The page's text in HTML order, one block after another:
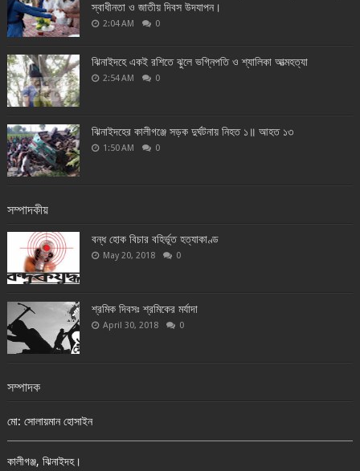
স্বাধীনতা ও জাতীয় দিবস উদযাপন।
2:04 AM 0
ঝিনাইদহে একই রশিতে ঝুলে ভগ্নিপতি ও শ্যালিকা আত্মহত্যা
2:54 AM 0
ঝিনাইদহের কালীগঞ্জে সড়ক দুর্ঘটনায় নিহত ১॥ আহত ১৩
1:50 AM 0
সম্পাদকীয়
বন্ধ হোক বিচার বহির্ভূত হত্যাকাণ্ড
May 20, 2018 0
শ্রমিক দিবসঃ শ্রমিকের মর্যাদা
April 30, 2018 0
সম্পাদক
মো: সোলায়মান হোসাইন
কালীগঞ্জ, ঝিনাইদহ।